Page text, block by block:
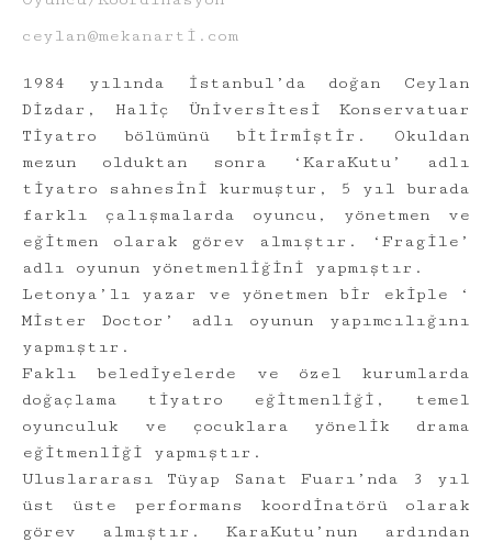
ceylan@mekanarti.com
1984 yılında İstanbul’da doğan Ceylan
Dizdar, Haliç Üniversitesi Konservatuar
Tiyatro bölümünü bitirmiştir. Okuldan
mezun olduktan sonra ‘KaraKutu’ adlı
tiyatro sahnesini kurmuştur, 5 yıl burada
farklı çalışmalarda oyuncu, yönetmen ve
eğitmen olarak görev almıştır. ‘Fragile’
adlı oyunun yönetmenliğini yapmıştır.
Letonya’lı yazar ve yönetmen bir ekiple ‘
Mister Doctor’ adlı oyunun yapımcılığını
yapmıştır.
Faklı belediyelerde ve özel kurumlarda
doğaçlama tiyatro eğitmenliği, temel
oyunculuk ve çocuklara yönelik drama
eğitmenliği yapmıştır.
Uluslararası Tüyap Sanat Fuarı’nda 3 yıl
üst üste performans koordinatörü olarak
görev almıştır. KaraKutu’nun ardından